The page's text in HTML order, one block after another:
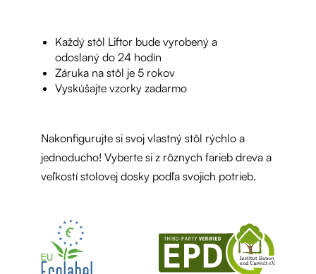
Každý stôl Liftor bude vyrobený a
odoslaný do 24 hodín
Záruka na stôl je 5 rokov
Vyskúšajte vzorky zadarmo
Nakonfigurujte si svoj vlastný stôl rýchlo a
jednoducho! Vyberte si z rôznych farieb dreva a
veľkostí stolovej dosky podľa svojich potrieb.